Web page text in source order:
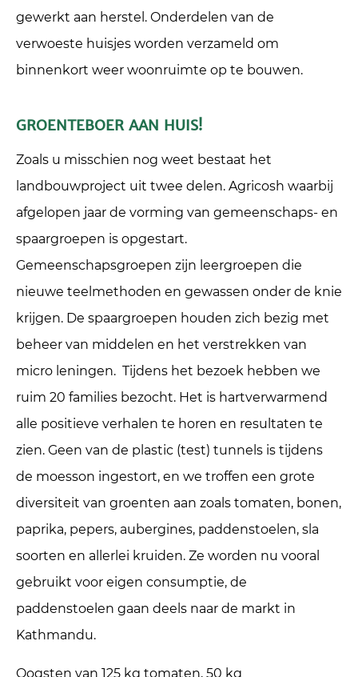
gewerkt aan herstel. Onderdelen van de
verwoeste huisjes worden verzameld om
binnenkort weer woonruimte op te bouwen.
GROENTEBOER AAN HUIS!
Zoals u misschien nog weet bestaat het
landbouwproject uit twee delen. Agricosh waarbij
afgelopen jaar de vorming van gemeenschaps- en
spaargroepen is opgestart.
Gemeenschapsgroepen zijn leergroepen die
nieuwe teelmethoden en gewassen onder de knie
krijgen. De spaargroepen houden zich bezig met
beheer van middelen en het verstrekken van
micro leningen. Tijdens het bezoek hebben we
ruim 20 families bezocht. Het is hartverwarmend
alle positieve verhalen te horen en resultaten te
zien. Geen van de plastic (test) tunnels is tijdens
de moesson ingestort, en we troffen een grote
diversiteit van groenten aan zoals tomaten, bonen,
paprika, pepers, aubergines, paddenstoelen, sla
soorten en allerlei kruiden. Ze worden nu vooral
gebruikt voor eigen consumptie, de
paddenstoelen gaan deels naar de markt in
Kathmandu.
Oogsten van 125 kg tomaten, 50 kg